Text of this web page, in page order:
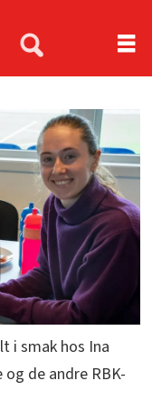
i smak hos Ina
og de andre RBK-